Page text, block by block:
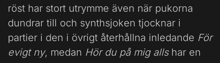
röst har stort utrymme även när pukorna
dundrar till och synthsjoken tjocknar i
partier i den i övrigt återhållna inledande För
evigt ny, medan Hör du på mig allshar en